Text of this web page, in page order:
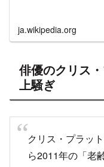
ja.wikipedia.org
俳優のクリス
上騒ぎ
クリス・プラッ
ら2011年の「老